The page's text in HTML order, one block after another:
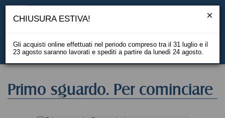
EN
Primo sguardo. Per cominciare
CHIUSURA ESTIVA!
Gli acquisti online effettuati nel periodo compreso tra il 31 luglio e il
23 agosto saranno lavorati e spediti a partire da lunedì 24 agosto.